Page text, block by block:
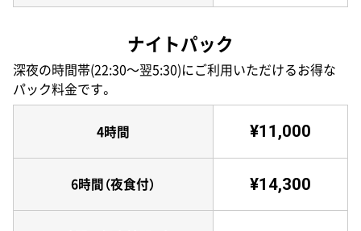
ナイトパック
深夜の時間帯(22:30〜翌5:30)にご利用いただけるお得な
パック料金です。
4時間 ¥11,000
6時間（夜食付） ¥14,300